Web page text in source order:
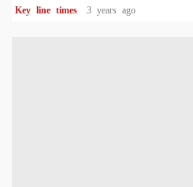
Key line times 3 years ago